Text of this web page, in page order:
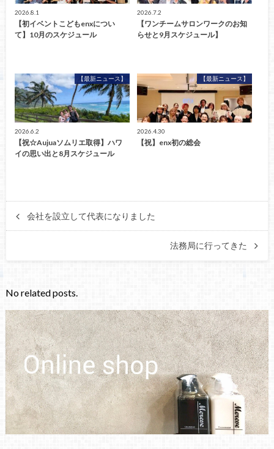
2026.8.1
【初イベントこどもenxについ
て】10月のスケジュール
2026.7.2
【ワンチームサロンワークのお知
らせと9月スケジュール】
【最新ニュース】
2026.6.2
【祝☆Aujuaソムリエ取得】ハワ
イの思い出と8月スケジュール
【最新ニュース】
2026.4.30
【祝】enx初の総会
会社を設立して代表になりました
法務局に行ってきた
No related posts.